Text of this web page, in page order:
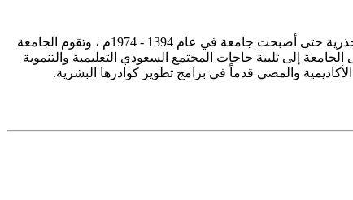
تأسست جامعة الإمام محمد بن سعود الإسلامية ممثلة في كلية الشريعة في سنة 1373هـ 1953م، وتطورت منذ ذلك الحين بصورة جذرية حتى أصبحت جامعة في عام 1394 - 1974م ، وتقوم الجامعة
إلى تلبية حاجات المجتمع السعودي التعليمية والتنموية
والمضي قدماً في برامج تطوير كوادرها البشرية.